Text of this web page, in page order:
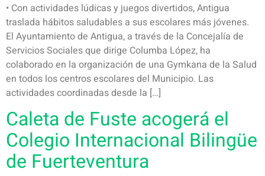
• Con actividades lúdicas y juegos divertidos, Antigua
traslada hábitos saludables a sus escolares más jóvenes.
El Ayuntamiento de Antigua, a través de la Concejalía de
Servicios Sociales que dirige Columba López, ha
colaborado en la organización de una Gymkana de la Salud
en todos los centros escolares del Municipio. Las
actividades coordinadas desde la […]
Caleta de Fuste acogerá el
Colegio Internacional Bilingüe
de Fuerteventura